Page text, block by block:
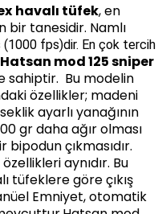
Havalı Tüfek 6.35mm
EKLE
havalı tüfek, en
bir tanesidir. Namlı
fps)dir. En çok tercih
Hatsan mod 125 sniper
sahiptir. Bu modelin
özellikler; madeni
ayarlı yanağının
gr daha ağır olması
çıkmasıdır.
aynıdır. Bu
tüfeklere göre çıkış
Emniyet, otomatik